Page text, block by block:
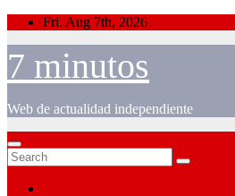
Skip
content
Fri. Aug 7th, 2026
7 minutos
Web de actualidad independiente